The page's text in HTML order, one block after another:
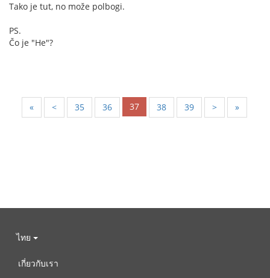
Tako je tut, no može polbogi.
PS.
Čo je "He"?
« < 35 36 37 38 39 > »
ไทย
เกี่ยวกับเรา